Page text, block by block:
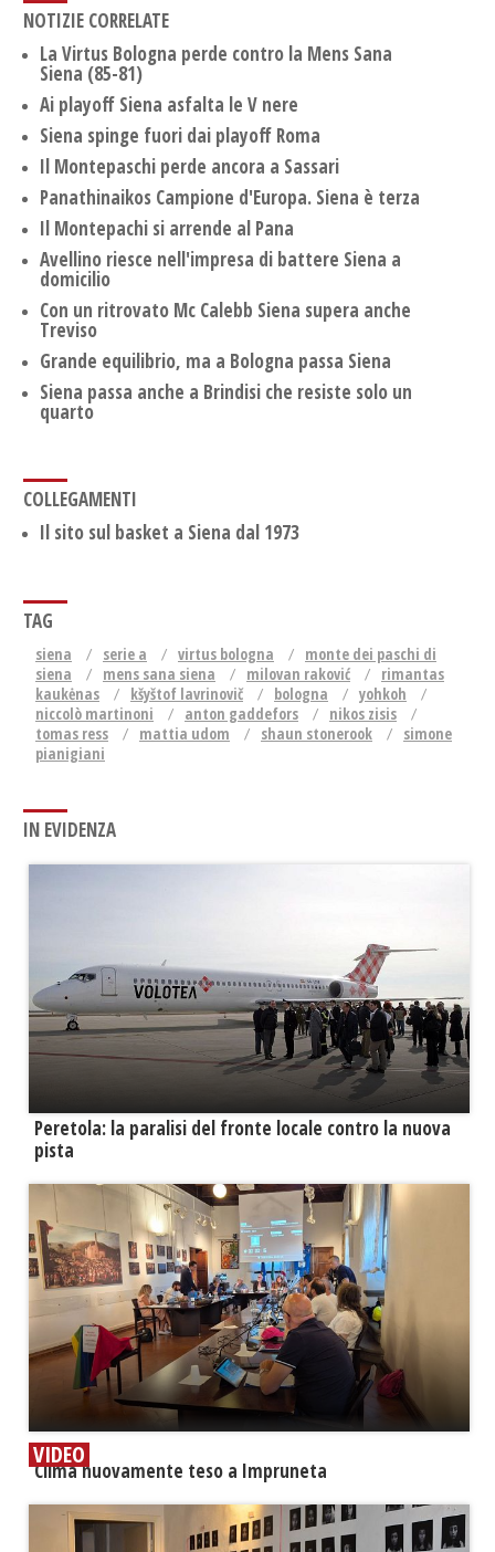
NOTIZIE CORRELATE
La Virtus Bologna perde contro la Mens Sana
Siena (85-81)
Ai playoff Siena asfalta le V nere
Siena spinge fuori dai playoff Roma
Il Montepaschi perde ancora a Sassari
Panathinaikos Campione d'Europa. Siena è terza
Il Montepachi si arrende al Pana
Avellino riesce nell'impresa di battere Siena a
domicilio
Con un ritrovato Mc Calebb Siena supera anche
Treviso
Grande equilibrio, ma a Bologna passa Siena
Siena passa anche a Brindisi che resiste solo un
quarto
COLLEGAMENTI
Il sito sul basket a Siena dal 1973
TAG
siena serie a virtus bologna
monte dei paschi di
siena
mens sana siena milovan raković
rimantas
kaukėnas
kšyštof lavrinovič bologna
yohkoh
niccolò martinoni
anton gaddefors
nikos zisis
tomas ress
mattia udom shaun stonerook
simone
pianigiani
IN EVIDENZA
Peretola: la paralisi del fronte locale contro la nuova
pista
VIDEO
​Clima nuovamente teso a Impruneta